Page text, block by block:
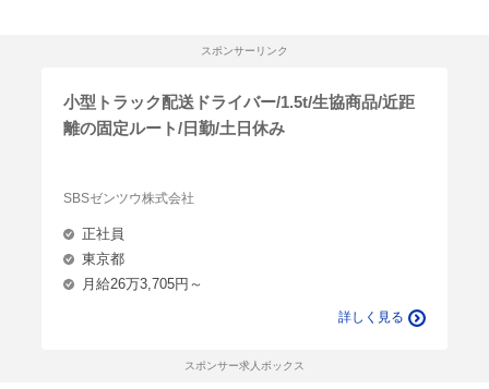
スポンサーリンク
小型トラック配送ドライバー/1.5t/生協商品/近距
離の固定ルート/日勤/土日休み
SBSゼンツウ株式会社
正社員
東京都
月給26万3,705円～
詳しく見る
スポンサー求人ボックス